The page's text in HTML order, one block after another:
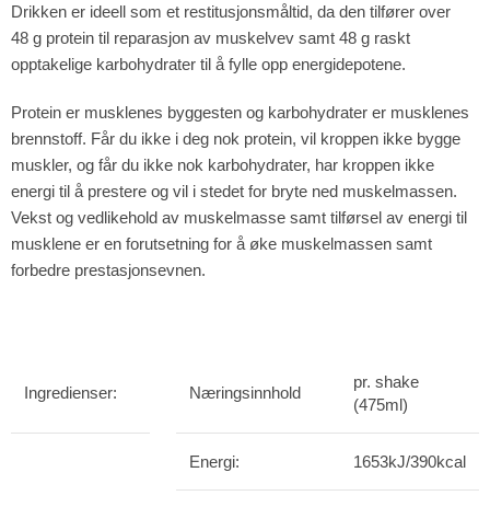
Drikken er ideell som et restitusjonsmåltid, da den tilfører over
48 g protein til reparasjon av muskelvev samt 48 g raskt
opptakelige karbohydrater til å fylle opp energidepotene.
Protein er musklenes byggesten og karbohydrater er musklenes
brennstoff. Får du ikke i deg nok protein, vil kroppen ikke bygge
muskler, og får du ikke nok karbohydrater, har kroppen ikke
energi til å prestere og vil i stedet for bryte ned muskelmassen.
Vekst og vedlikehold av muskelmas­se samt tilførsel av energi til
musklene er en forutsetning for å øke muskelmassen samt
forbedre prestasjonsevnen.
Ingredienser: Næringsinnhold
pr. shake
(475ml)
Energi: 1653kJ/390kcal